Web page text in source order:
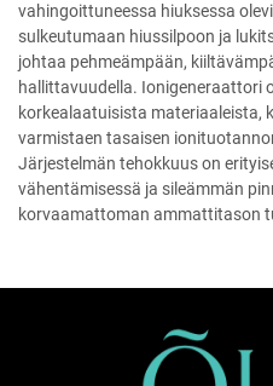
vahingoittuneessa hiuksessa
sulkeutumaan hiussilpoon ja
johtaa pehmeämpään,
hallittavuudella. Ionigeneraattori
korkealaatuisista materiaaleista,
varmistaen tasaisen
Järjestelmän tehokkuus on
vähentämisessä ja sileämmän
korvaamattoman ammattitason